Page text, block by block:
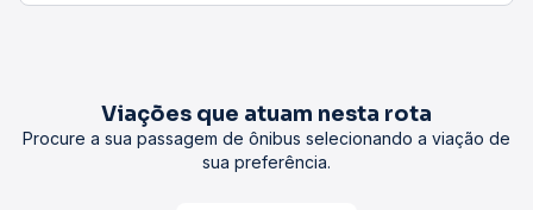
Viações que atuam nesta rota
Procure a sua passagem de ônibus selecionando a viação de
sua preferência.